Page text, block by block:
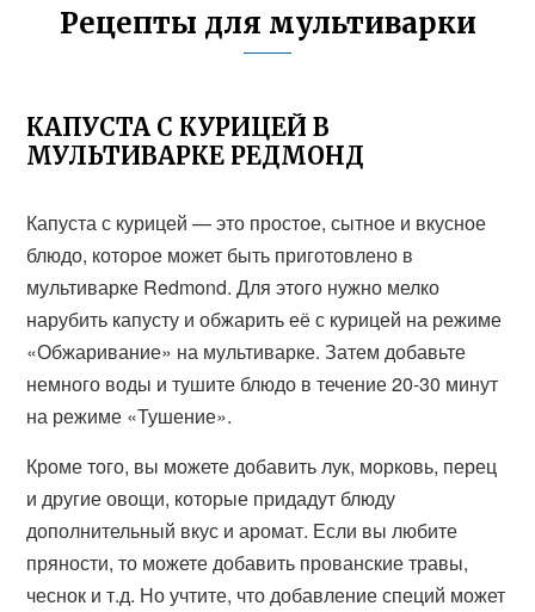
Рецепты для мультиварки
КАПУСТА С КУРИЦЕЙ В
МУЛЬТИВАРКЕ РЕДМОНД
Капуста с курицей — это простое, сытное и вкусное
блюдо, которое может быть приготовлено в
мультиварке Redmond. Для этого нужно мелко
нарубить капусту и обжарить её с курицей на режиме
«Обжаривание» на мультиварке. Затем добавьте
немного воды и тушите блюдо в течение 20-30 минут
на режиме «Тушение».
Кроме того, вы можете добавить лук, морковь, перец
и другие овощи, которые придадут блюду
дополнительный вкус и аромат. Если вы любите
пряности, то можете добавить прованские травы,
чеснок и т.д. Но учтите, что добавление специй может